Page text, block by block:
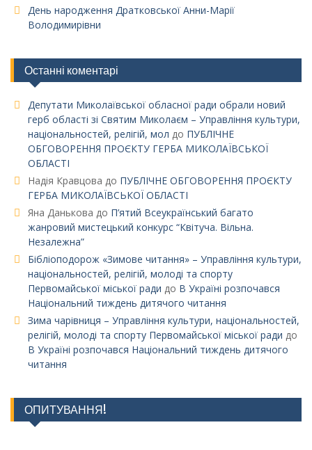
День народження Дратковської Анни-Марії
Володимирівни
Останні коментарі
Депутати Миколаївської обласної ради обрали новий
герб області зі Святим Миколаєм – Управління культури,
національностей, релігій, мол до ПУБЛІЧНЕ
ОБГОВОРЕННЯ ПРОЄКТУ ГЕРБА МИКОЛАЇВСЬКОЇ
ОБЛАСТІ
Надія Кравцова до ПУБЛІЧНЕ ОБГОВОРЕННЯ ПРОЄКТУ
ГЕРБА МИКОЛАЇВСЬКОЇ ОБЛАСТІ
Яна Данькова до П’ятий Всеукраїнський багато
жанровий мистецький конкурс “Квітуча. Вільна.
Незалежна”
Бібліоподорож «Зимове читання» – Управління культури,
національностей, релігій, молоді та спорту
Первомайської міської ради до В Україні розпочався
Національний тиждень дитячого читання
Зима чарівниця – Управління культури, національностей,
релігій, молоді та спорту Первомайської міської ради до
В Україні розпочався Національний тиждень дитячого
читання
ОПИТУВАННЯ!